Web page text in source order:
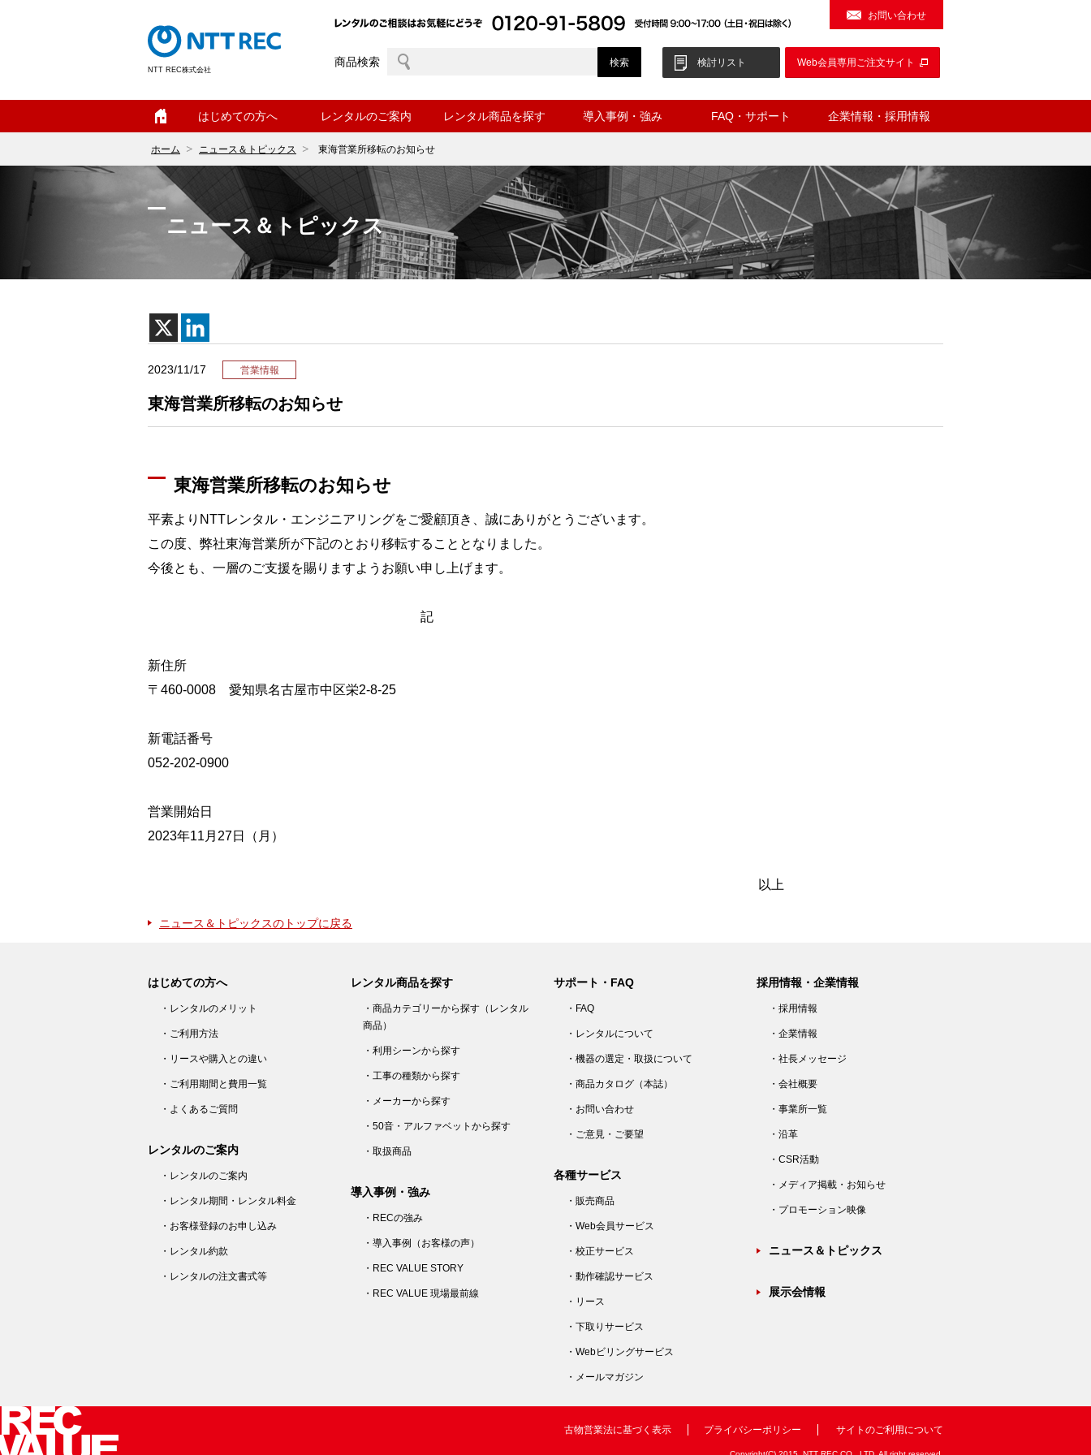
NTT REC株式会社
お問い合わせ
商品検索 検討リスト Web会員専用ご注文サイト
はじめての方へ レンタルのご案内 レンタル商品を探す 導入事例・強み FAQ・サポート 企業情報・採用情報
ホーム ニュース＆トピックス 東海営業所移転のお知らせ
ニュース＆トピックス
2023/11/17 営業情報
東海営業所移転のお知らせ
東海営業所移転のお知らせ
平素よりNTTレンタル・エンジニアリングをご愛顧頂き、誠にありがとうございます。
この度、弊社東海営業所が下記のとおり移転することとなりました。
今後とも、一層のご支援を賜りますようお願い申し上げます。
記
新住所
〒460-0008 愛知県名古屋市中区栄2-8-25
新電話番号
052-202-0900
営業開始日
2023年11月27日（月）
以上
ニュース＆トピックスのトップに戻る
はじめての方へ
・レンタルのメリット
・ご利用方法
・リースや購入との違い
・ご利用期間と費用一覧
・よくあるご質問
レンタルのご案内
・レンタルのご案内
・レンタル期間・レンタル料金
・お客様登録のお申し込み
・レンタル約款
・レンタルの注文書式等
レンタル商品を探す
・商品カテゴリーから探す（レンタル
商品）
・利用シーンから探す
・工事の種類から探す
・メーカーから探す
・50音・アルファベットから探す
・取扱商品
導入事例・強み
・RECの強み
・導入事例（お客様の声）
・REC VALUE STORY
・REC VALUE 現場最前線
サポート・FAQ
・FAQ
・レンタルについて
・機器の選定・取扱について
・商品カタログ（本誌）
・お問い合わせ
・ご意見・ご要望
各種サービス
・販売商品
・Web会員サービス
・校正サービス
・動作確認サービス
・リース
・下取りサービス
・Webビリングサービス
・メールマガジン
採用情報・企業情報
・採用情報
・企業情報
・社長メッセージ
・会社概要
・事業所一覧
・沿革
・CSR活動
・メディア掲載・お知らせ
・プロモーション映像
ニュース＆トピックス
展示会情報
古物営業法に基づく表示 プライバシーポリシー サイトのご利用について